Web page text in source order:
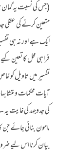
(جس کی نسبت یہ گمان
متعین کرنے کی عقلی
ایک ہے اور نہ ہی
فراہی محل کا تعین
تفسیر میں تاویل کو
آیات محکمات و
کی جدوجہد کی غایت
مامون بنائی جائے جن
بیان کرنا اس لیے